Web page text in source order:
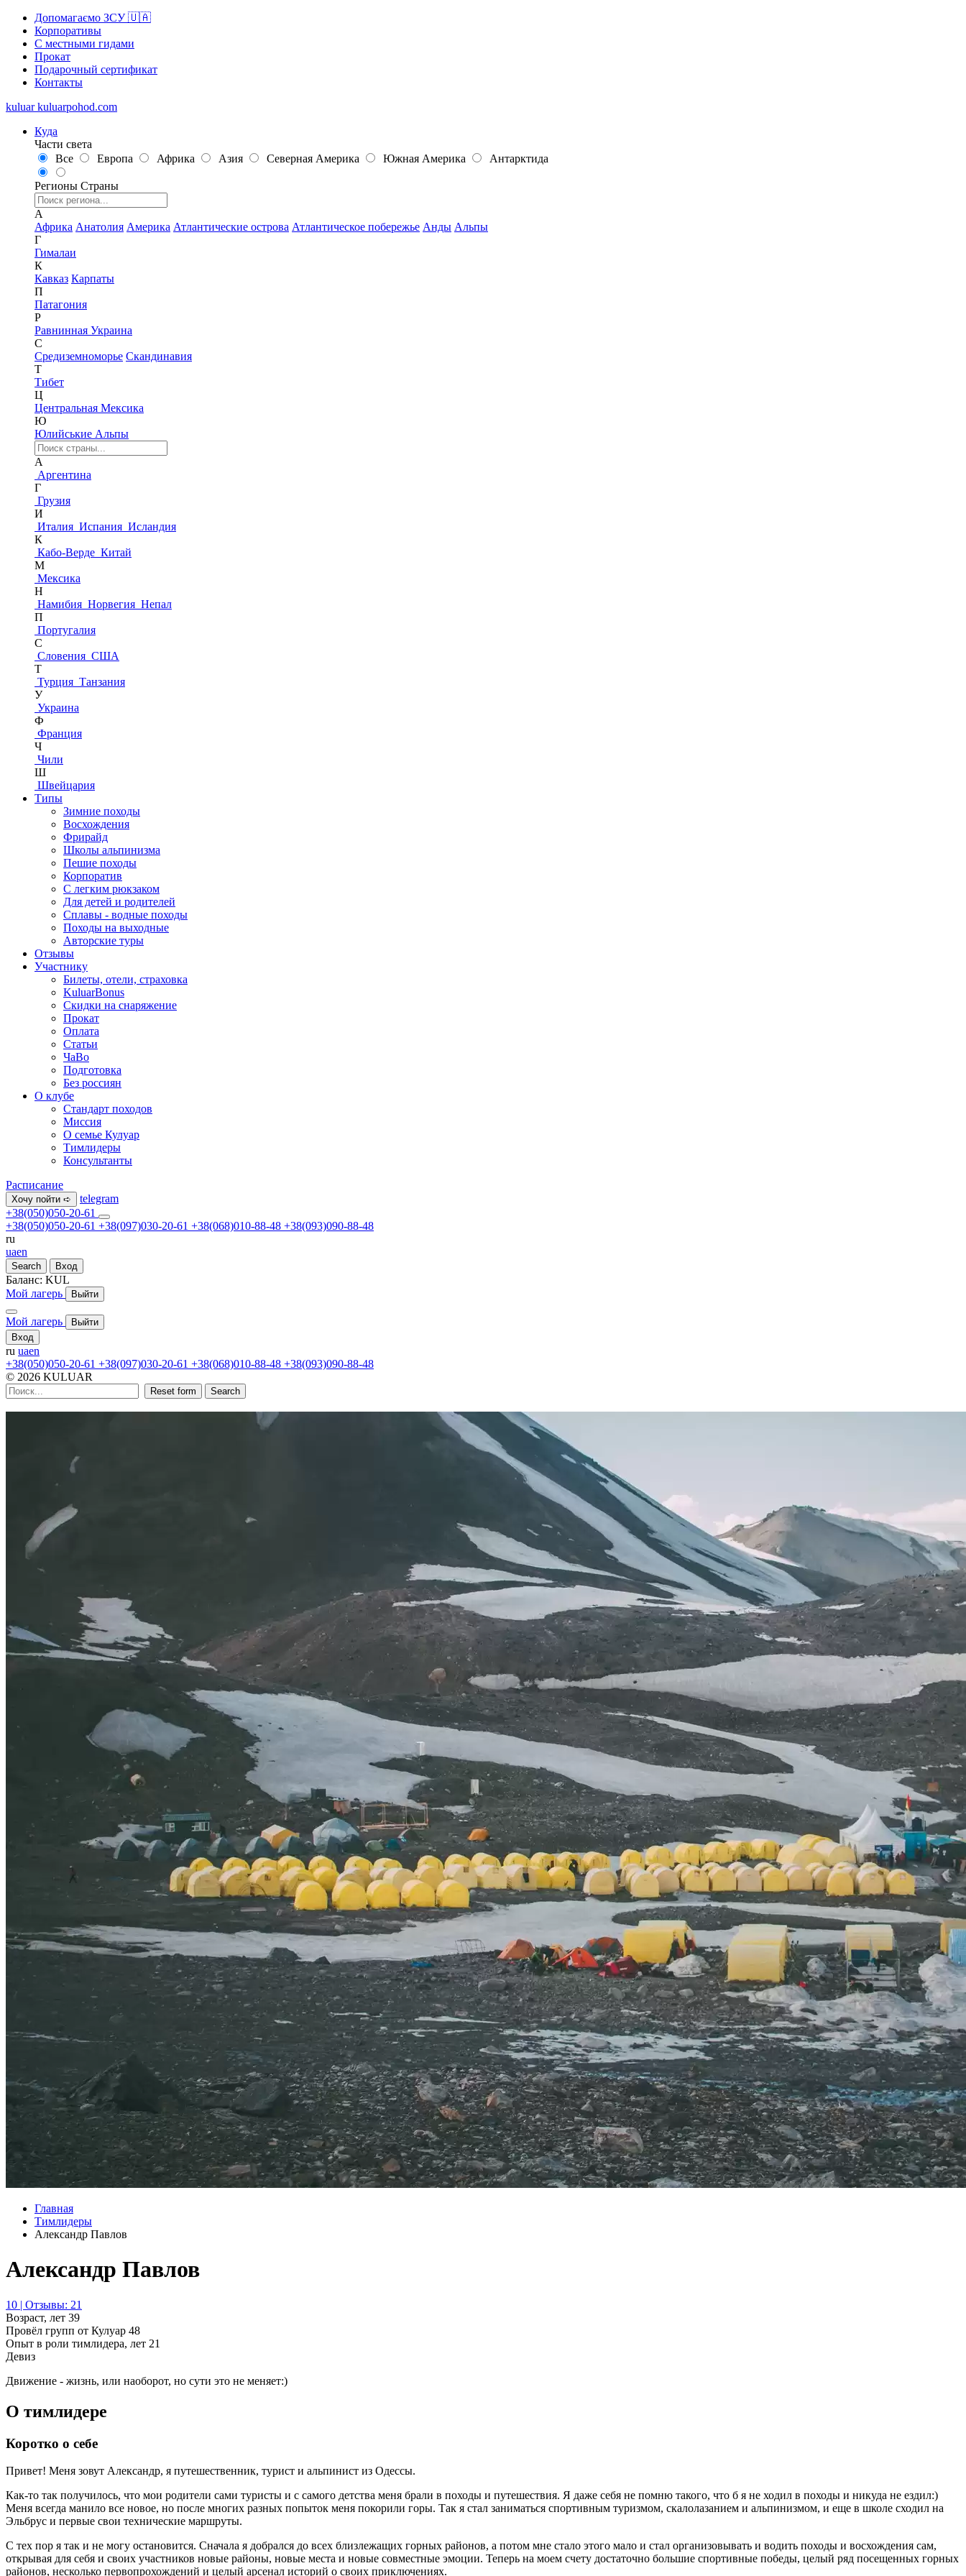
Допомагаємо ЗСУ 🇺🇦
Корпоративы
С местными гидами
Прокат
Подарочный сертификат
Контакты
kuluar kuluarpohod.com
Куда
Части света
Все
Европа Африка Азия Северная Америка Южная Америка Антарктида
Регионы Страны
А
Африка Анатолия Америка Атлантические острова Атлантическое побережье Анды Альпы
Г
Гималаи
К
Кавказ Карпаты
П
Патагония
Р
Равнинная Украина
С
Средиземноморье Скандинавия
Т
Тибет
Ц
Центральная Мексика
Ю
Юлийськие Альпы
А
Аргентина
Г
Грузия
И
Италия Испания Исландия
К
Кабо-Верде Китай
М
Мексика
Н
Намибия Норвегия Непал
П
Португалия
С
Словения США
Т
Турция Танзания
У
Украина
Ф
Франция
Ч
Чили
Ш
Швейцария
Типы
Зимние походы
Восхождения
Фрирайд
Школы альпинизма
Пешие походы
Корпоратив
С легким рюкзаком
Для детей и родителей
Сплавы - водные походы
Походы на выходные
Авторские туры
Отзывы
Участнику
Билеты, отели, страховка
KuluarBonus
Скидки на снаряжение
Прокат
Оплата
Статьи
ЧаВо
Подготовка
Без россиян
О клубе
Стандарт походов
Миссия
О семье Кулуар
Тимлидеры
Консультанты
Расписание
Хочу пойти ➪
telegram
+38(050)050-20-61
+38(050)050-20-61 +38(097)030-20-61 +38(068)010-88-48 +38(093)090-88-48
ru
uaen
Search Вход
Баланс: KUL
Мой лагерь
Выйти
Мой лагерь
Выйти
Вход
ru uaen
+38(050)050-20-61 +38(097)030-20-61 +38(068)010-88-48 +38(093)090-88-48
© 2026 KULUAR
Reset form Search
Главная
Тимлидеры
Александр Павлов
Александр Павлов
10 | Отзывы: 21
Возраст, лет 39
Провёл групп от Кулуар 48
Опыт в роли тимлидера, лет 21
Девиз
Движение - жизнь, или наоборот, но сути это не меняет:)
О тимлидере
Коротко о себе
Привет! Меня зовут Александр, я путешественник, турист и альпинист из Одессы.
Как-то так получилось, что мои родители сами туристы и с самого детства меня брали в походы и путешествия. Я даже себя не помню такого, что б я не ходил в походы и никуда не ездил:)
Меня всегда манило все новое, но после многих разных попыток меня покорили горы. Так я стал заниматься спортивным туризмом, скалолазанием и альпинизмом, и еще в школе сходил на
Эльбрус и первые свои технические маршруты.
С тех пор я так и не могу остановится. Сначала я добрался до всех близлежащих горных районов, а потом мне стало этого мало и стал организовывать и водить походы и восхождения сам,
открывая для себя и своих участников новые районы, новые места и новые совместные эмоции. Теперь на моем счету достаточно большие спортивные победы, целый ряд посещенных горных
районов, несколько первопрохождений и целый арсенал историй о своих приключениях.